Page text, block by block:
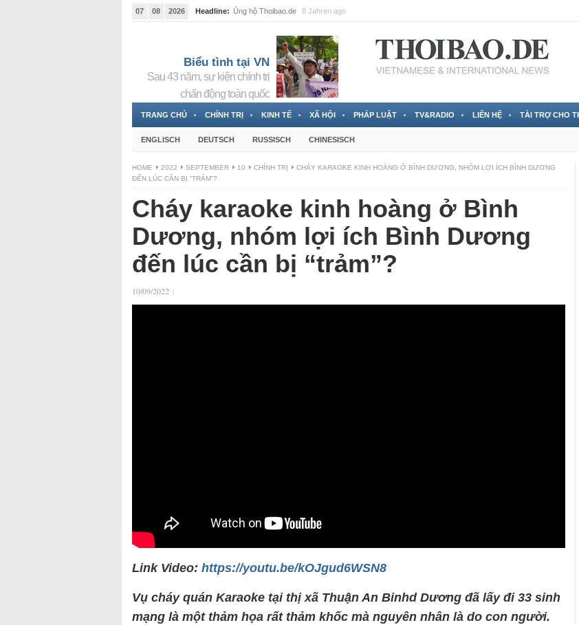
07 08 2026 Headline: Ủng hộ Thoibao.de 8 Jahren ago
Biểu tình tại VN
Sau 43 năm, sự kiện chính trị
chấn động toàn quốc
TRANG CHỦ CHÍNH TRỊ KINH TẾ XÃ HỘI PHÁP LUẬT TV&RADIO LIÊN HỆ TÀI TRỢ CHO
ENGLISCH DEUTSCH RUSSISCH CHINESISCH
HOME 2022 SEPTEMBER 10 CHÍNH TRỊ
CHÁY KARAOKE KINH HOÀNG Ở BÌNH DƯƠNG, NHÓM LỢI ÍCH BÌNH DƯƠNG
ĐẾN LÚC CẦN BỊ “TRẢM”?
Cháy karaoke kinh hoàng ở Bình
Dương, nhóm lợi ích Bình Dương
đến lúc cần bị “trảm”?
10/09/2022 |
Link Video: https://youtu.be/kOJgud6WSN8
Vụ cháy quán Karaoke tại thị xã Thuận An Binhd Dương đã lấy đi 33 sinh
mạng là một thảm họa rất thảm khốc mà nguyên nhân là do con người.